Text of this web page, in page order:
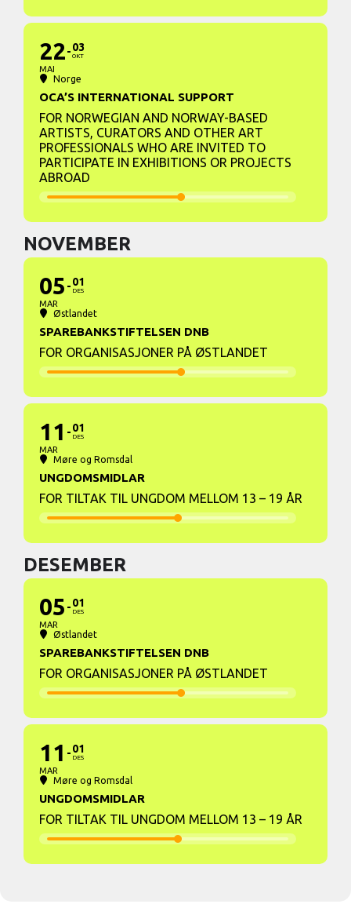
22
MAI
03
OKT
Norge
OCA’S INTERNATIONAL SUPPORT
FOR NORWEGIAN AND NORWAY-BASED
ARTISTS, CURATORS AND OTHER ART
PROFESSIONALS WHO ARE INVITED TO
PARTICIPATE IN EXHIBITIONS OR PROJECTS
ABROAD
NOVEMBER
05
MAR
01
DES
Østlandet
SPAREBANKSTIFTELSEN DNB
FOR ORGANISASJONER PÅ ØSTLANDET
11
MAR
01
DES
Møre og Romsdal
UNGDOMSMIDLAR
FOR TILTAK TIL UNGDOM MELLOM 13 – 19 ÅR
DESEMBER
05
MAR
01
DES
Østlandet
SPAREBANKSTIFTELSEN DNB
FOR ORGANISASJONER PÅ ØSTLANDET
11
MAR
01
DES
Møre og Romsdal
UNGDOMSMIDLAR
FOR TILTAK TIL UNGDOM MELLOM 13 – 19 ÅR